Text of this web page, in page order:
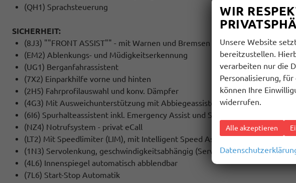
(QH1) Sprachsteuerung
SICHERHEIT:
(8J3) ""FRONT ASSIST"" - mit Warnen und Bremsen auf Fahrzeuge,
(EM2) Ablenkungs- und Müdigkeitserkennung
(UG1) Berganfahrassistent
(7X2) Einparkhilfe vorne und hinten
(2H5) Fahrprofilauswahl und konv. Dämpfer
(4G3) Mit Ausweichunterstützung mit Abbiegeassistent
(6I6) Spurhalteassistent inkl. Emergency Assist und Stauassistent
(NZ4) Notrufsystem - privat eCall
(LT2) Mit Speedlimiter (LIM), mit Intelligent Speed Assist (ISA)
(1N3) Servolenkung, geschwindigkeitsabhängig (Servotronic)
(4L6) Innenspiegel automatisch abblendbar
(7L6) Start-Stop Automatik
WIR
Unsere Website
bereitzustellen.
verarbeiten nur die
Personalisierung, für
können Ihre
widerrufen.
Alle akzeptieren